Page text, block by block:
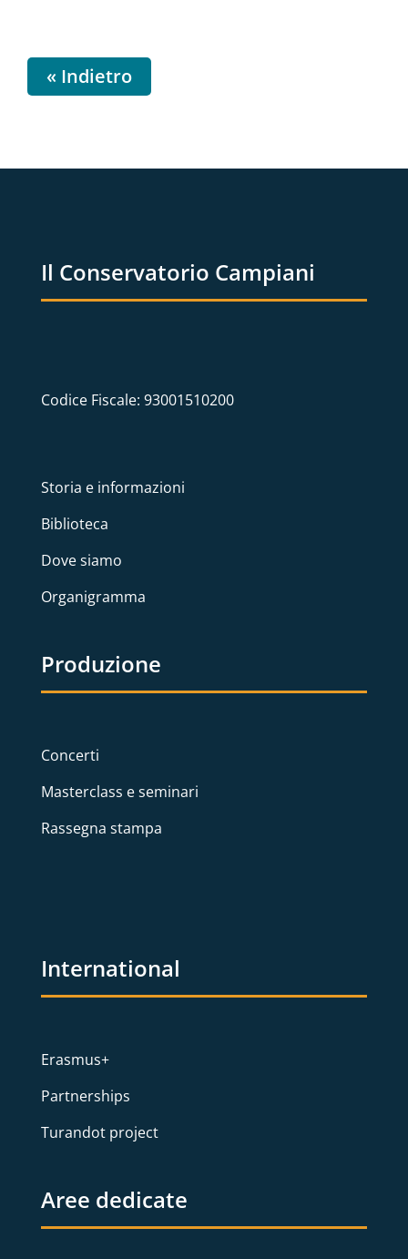
« Indietro
Il Conservatorio Campiani
Codice Fiscale: 93001510200
Storia e informazioni
Biblioteca
Dove siamo
Organigramma
Produzione
Concerti
Masterclass e seminari
Rassegna stampa
International
Erasmus+
Partnerships
Turandot project
Aree dedicate